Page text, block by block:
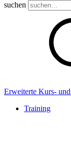
suchen
Erweiterte Kurs-
Training